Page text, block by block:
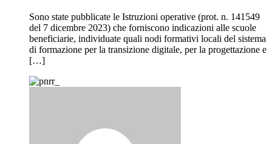
Sono state pubblicate le Istruzioni operative (prot. n. 141549
del 7 dicembre 2023) che forniscono indicazioni alle scuole
beneficiarie, individuate quali nodi formativi locali del sistema
di formazione per la transizione digitale, per la progettazione e
[…]